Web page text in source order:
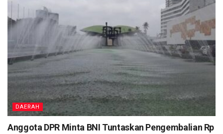
DAERAH
Anggota DPR Minta BNI Tuntaskan Pengembalian Rp